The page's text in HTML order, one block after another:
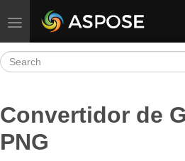
Toggle navigation
Convertidor de
PNG